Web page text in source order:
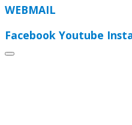
WEBMAIL
Facebook Youtube